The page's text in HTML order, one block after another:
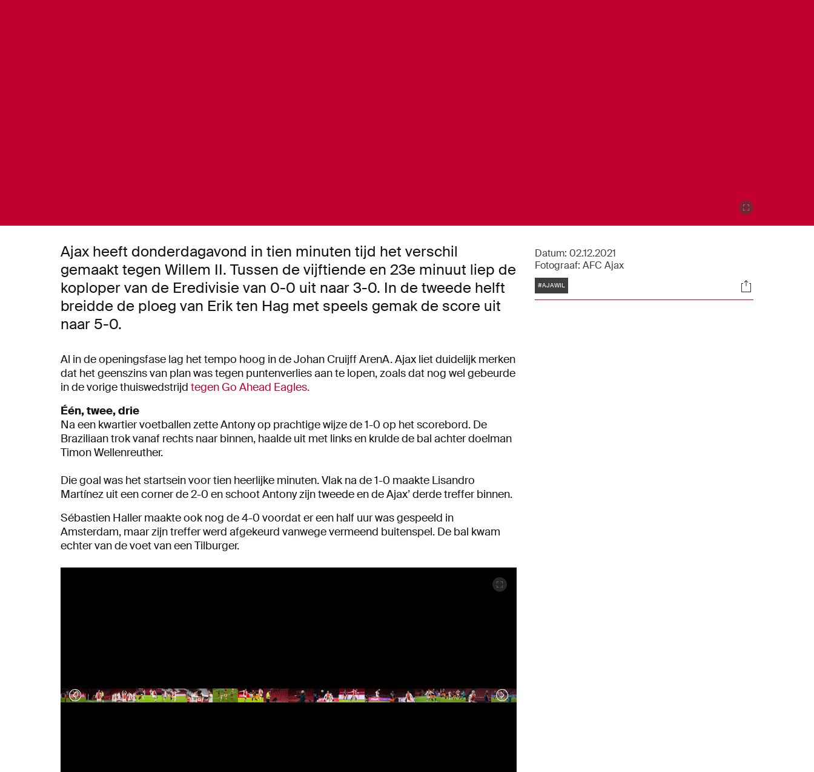
Ajax heeft donderdagavond in tien minuten tijd het verschil
gemaakt tegen Willem II. Tussen de vijftiende en 23e minuut liep de
koploper van de Eredivisie van 0-0 uit naar 3-0. In de tweede helft
breidde de ploeg van Erik ten Hag met speels gemak de score uit
naar 5-0.
Datum: 02.12.2021
Fotograaf: AFC Ajax
Tags
#AJAWIL Socials
Al in de openingsfase lag het tempo hoog in de Johan Cruijff ArenA. Ajax liet duidelijk merken
dat het geenszins van plan was tegen puntenverlies aan te lopen, zoals dat nog wel gebeurde
in de vorige thuiswedstrijd tegen Go Ahead Eagles.
Één, twee, drie
Na een kwartier voetballen zette Antony op prachtige wijze de 1-0 op het scorebord. De
Braziliaan trok vanaf rechts naar binnen, haalde uit met links en krulde de bal achter doelman
Timon Wellenreuther.
Die goal was het startsein voor tien heerlijke minuten. Vlak na de 1-0 maakte Lisandro
Martínez uit een corner de 2-0 en schoot Antony zijn tweede en de Ajax’ derde treffer binnen.
Sébastien Haller maakte ook nog de 4-0 voordat er een half uur was gespeeld in
Amsterdam, maar zijn treffer werd afgekeurd vanwege vermeend buitenspel. De bal kwam
echter van de voet van een Tilburger.